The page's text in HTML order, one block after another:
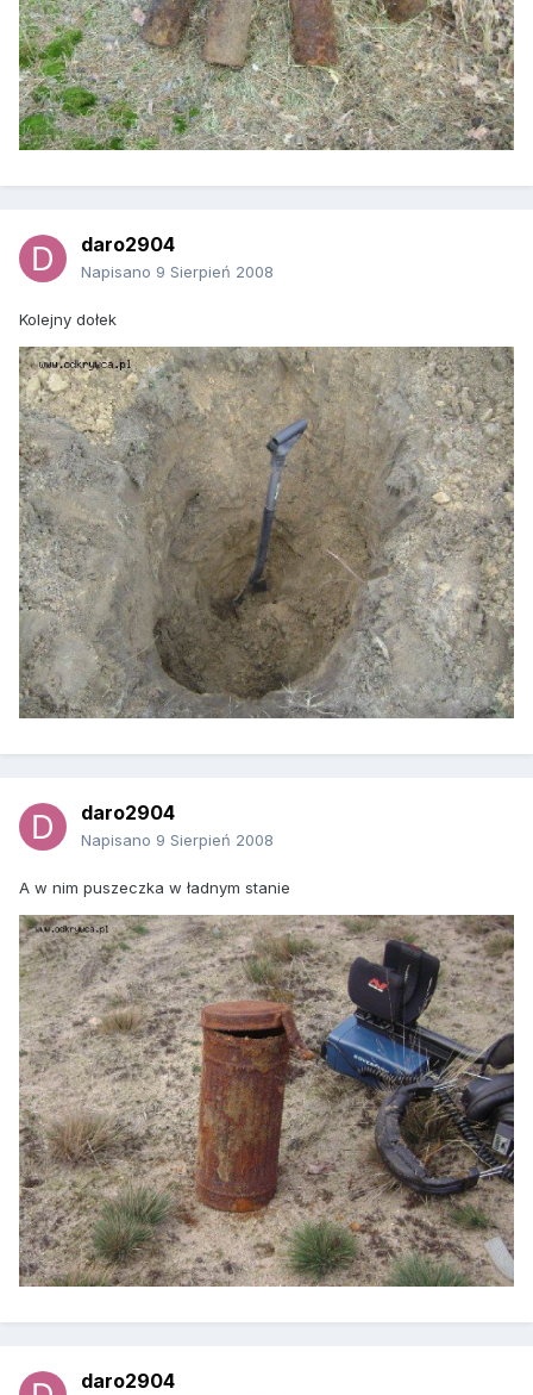
daro2904
Napisano 9 Sierpień 2008
Kolejny dołek
daro2904
Napisano 9 Sierpień 2008
A w nim puszeczka w ładnym stanie
daro2904